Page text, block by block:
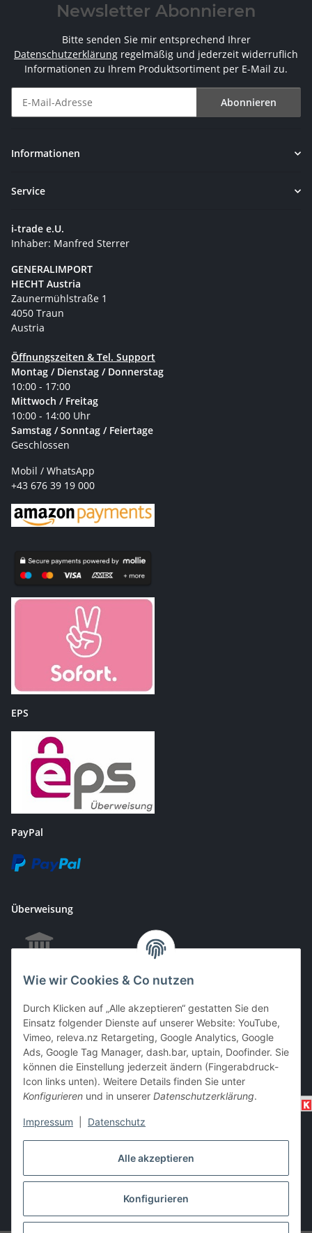
Alle akzeptieren
Konfigurieren
Wie wir Cookies & Co nutzen
Durch Klicken auf „Alle akzeptieren“ gestatten Sie den
Einsatz folgender Dienste auf unserer Website: YouTube,
Vimeo, releva.nz Retargeting, Google Analytics, Google
Ads, Google Tag Manager, dash.bar, uptain, Doofinder. Sie
können die Einstellung jederzeit ändern (Fingerabdruck-
Icon links unten). Weitere Details finden Sie unter
Konfigurieren und in unserer Datenschutzerklärung.
Impressum Datenschutz
Newsletter Abonnieren
Bitte senden Sie mir entsprechend Ihrer
Datenschutzerklärung regelmäßig und jederzeit widerruflich
Informationen zu Ihrem Produktsortiment per E-Mail zu.
Abonnieren
Informationen
Service
i-trade e.U.
Inhaber: Manfred Sterrer
GENERALIMPORT
HECHT Austria
Zaunermühlstraße 1
4050 Traun
Austria
Öffnungszeiten & Tel. Support
Montag / Dienstag / Donnerstag
10:00 - 17:00
Mittwoch / Freitag
10:00 - 14:00 Uhr
Samstag / Sonntag / Feiertage
Geschlossen
Mobil / WhatsApp
+43 676 39 19 000
EPS
PayPal
Überweisung
EC & Kreditkartenzahlung bei Abholung
Barzahlung bei Abholung
Vertrag widerrufen
* Alle Preise inkl. gesetzlicher USt., zzgl.Versand